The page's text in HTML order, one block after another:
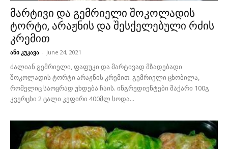
მარტივი და გემრიელი შოკოლადის
ტორტი, არაჟნის და შესქელებული რძის
კრემით
ანი კუკავა - June 24, 2021
ძალიან გემრიელი, ფაფუკი და მარტივად მზადებადი
შოკოლადის ტორტი არაჟნის კრემით. გემრიელი ცხობილა,
რომელიც საოცრად უხდება ჩაის. ინგრედიენტები შაქარი 100გ
კვერცხი 2 ცალი კეფირი 400მლ სოდა...